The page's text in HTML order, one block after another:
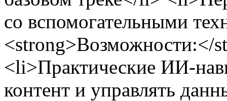
со вспомогательными
<strong>Возможности:</
<li>Практические ИИ-
контент и управлять